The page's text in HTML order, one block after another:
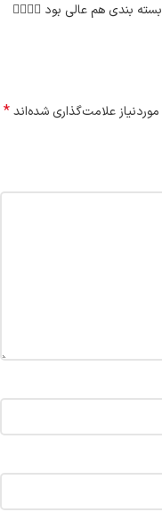
بندی هم عالی بود 👍🏻👍🏻
علامت‌گذاری شده‌اند*